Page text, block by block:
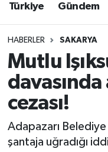
Türkiye Gündem
HABERLER SAKARYA
Mutlu
cezası!
Adapazarı Belediye
şantaja uğradığı
Süper Lig Puan
Tüm Manşetler
Son Dakika
Haber Arşivi